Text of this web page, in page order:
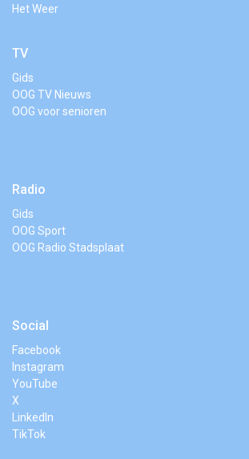
Het Weer
TV
Gids
OOG TV Nieuws
OOG voor senioren
Radio
Gids
OOG Sport
OOG Radio Stadsplaat
Social
Facebook
Instagram
YouTube
X
LinkedIn
TikTok